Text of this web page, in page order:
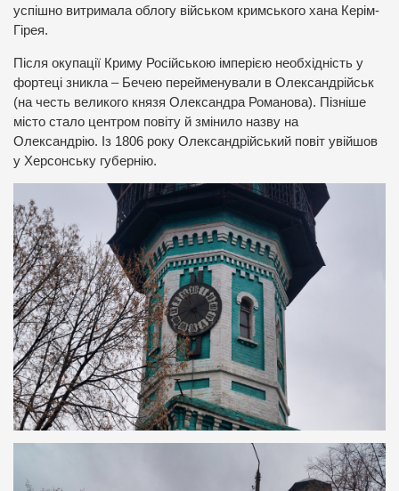
успішно витримала облогу військом кримського хана Керім-
Гірея.
Після окупації Криму Російською імперією необхідність у
фортеці зникла – Бечею перейменували в Олександрійськ
(на честь великого князя Олександра Романова). Пізніше
місто стало центром повіту й змінило назву на
Олександрію. Із 1806 року Олександрійський повіт увійшов
у Херсонську губернію.